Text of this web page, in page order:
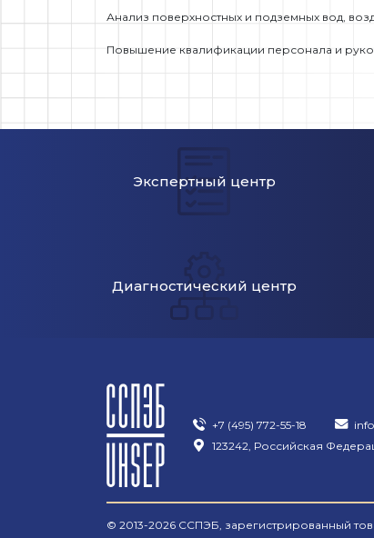
Анализ поверхностных и подземных вод,
Повышение квалификации персонала и
Экспертный центр
Диагностический центр
+7 (495) 772-55-18
123242, Российская
© 2013-2026 ССПЭБ, зарегистрированный